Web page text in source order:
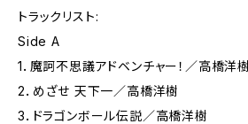
トラックリスト:
Side A
1．魔訶不思議アドベンチャー！／高橋洋樹
2．めざせ 天下一／高橋洋樹
3．ドラゴンボール伝説／高橋洋樹